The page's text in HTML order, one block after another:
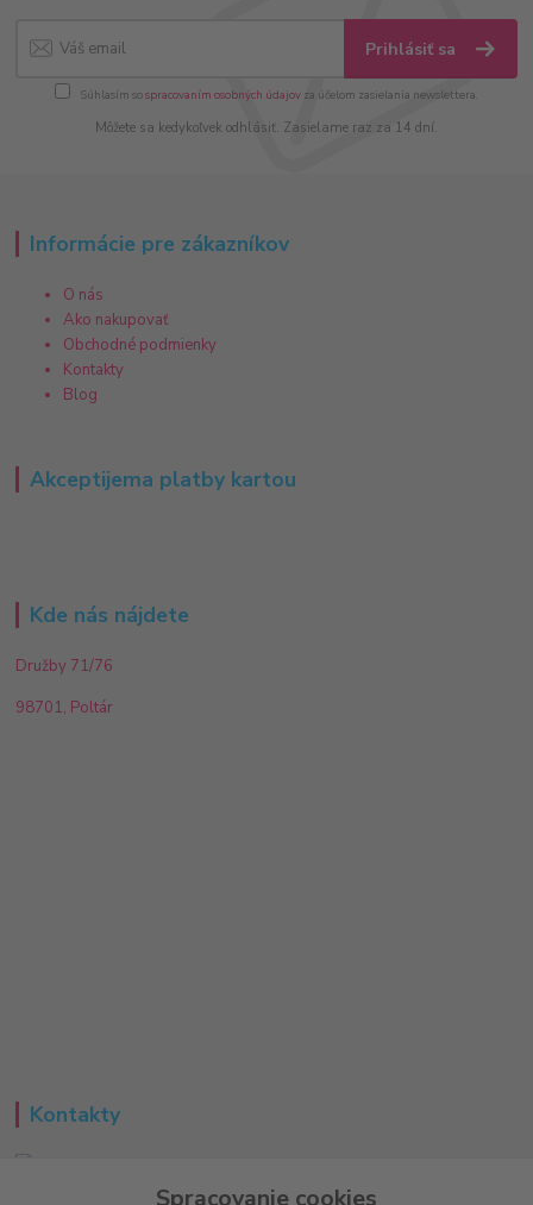
Prihlásiť sa
Súhlasím sospracovaním osobných údajov za účelom zasielania newslettera.
Môžete sa kedykoľvek odhlásiť. Zasielame raz za 14 dní.
Informácie pre zákazníkov
O nás
Ako nakupovať
Obchodné podmienky
Kontakty
Blog
Akceptijema platby kartou
Kde nás nájdete
Družby 71/76
98701, Poltár
Kontakty
Spracovanie cookies